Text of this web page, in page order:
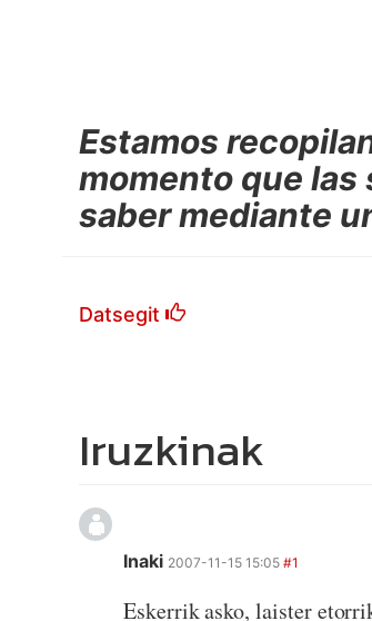
Estamos
momento que las
saber mediante
Datsegit
Iruzkinak
Inaki 2007-11-15 15:05 #1
Eskerrik asko, laister